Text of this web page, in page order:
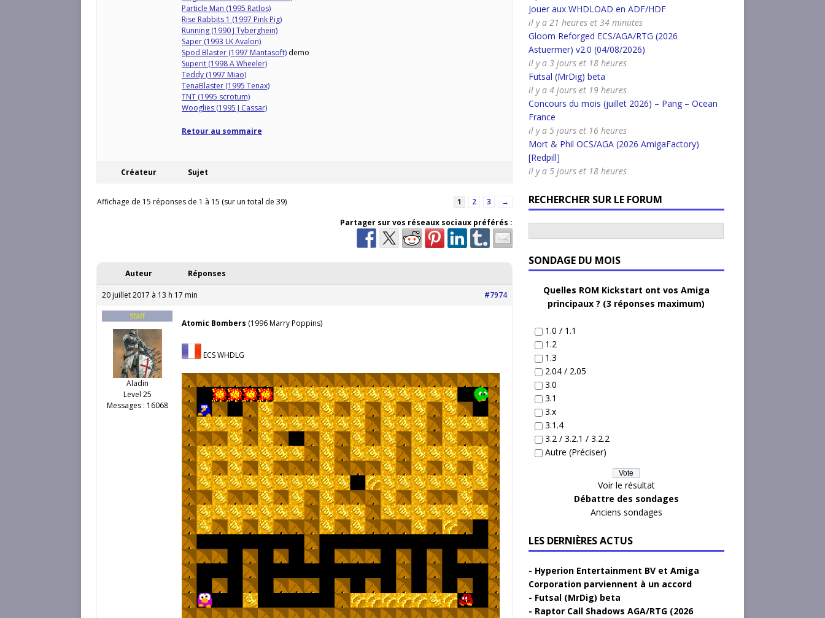
Particle Man (1995 Ratlos)
Rise Rabbits 1 (1997 Pink Pig)
Running (1990 J Tyberghein)
Saper (1993 LK Avalon)
Spod Blaster (1997 Mantasoft) demo
Superit (1998 A Wheeler)
Teddy (1997 Miao)
TenaBlaster (1995 Tenax)
TNT (1995 scrotum)
Wooglies (1995 J Cassar)
Retour au sommaire
Créateur Sujet
Affichage de 15 réponses de 1 à 15 (sur un total de 39) 1 2 3
→
Partager sur vos réseaux sociaux préférés :
Auteur Réponses
20 juillet 2017 à 13 h 17 min
#7974
Staff
Aladin
Level 25
Messages : 16068
Atomic Bombers (1996 Marry Poppins)
ECS WHDLG
Jouer aux WHDLOAD en ADF/HDF
il y a 21 heures et 34 minutes
Gloom Reforged ECS/AGA/RTG (2026
Astuermer) v2.0 (04/08/2026)
il y a 3 jours et 18 heures
Futsal (MrDig) beta
il y a 4 jours et 19 heures
Concours du mois (juillet 2026) – Pang – Ocean
France
il y a 5 jours et 16 heures
Mort & Phil OCS/AGA (2026 AmigaFactory)
[Redpill]
il y a 5 jours et 18 heures
RECHERCHER SUR LE FORUM
SONDAGE DU MOIS
Quelles ROM Kickstart ont vos Amiga
principaux ? (3 réponses maximum)
1.0 / 1.1
1.2
1.3
2.04 / 2.05
3.0
3.1
3.x
3.1.4
3.2 / 3.2.1 / 3.2.2
Autre (Préciser)
Voir le résultat
Débattre des sondages
Anciens sondages
LES DERNIÈRES ACTUS
Hyperion Entertainment BV et Amiga
Corporation parviennent à un accord
Futsal (MrDig) beta
Raptor Call Shadows AGA/RTG (2026